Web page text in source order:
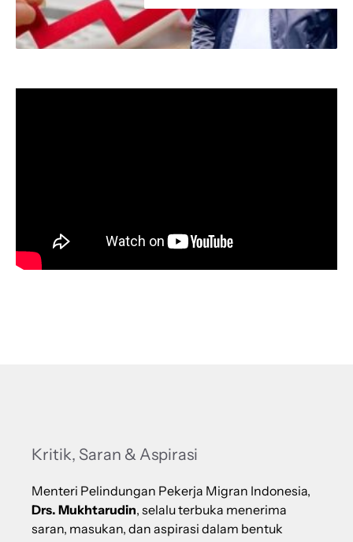
Kritik, Saran & Aspirasi
Menteri Pelindungan Pekerja Migran Indonesia,
Drs. Mukhtarudin, selalu terbuka menerima
saran, masukan, dan aspirasi dalam bentuk